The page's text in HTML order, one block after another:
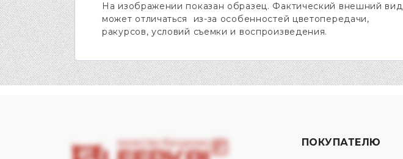
На изображении показан образец. Фактический внешний вид
может отличаться из-за особенностей цветопередачи,
ракурсов, условий съемки и воспроизведения.
ПОКУПАТЕЛЮ